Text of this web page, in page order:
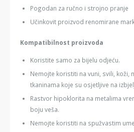
Pogodan za ručno i strojno pranje
Učinkovit proizvod renomirane
Kompatibilnost proizvoda
Koristite samo za bijelu odjeću.
Nemojte koristiti na vuni, svili, koži,
tkaninama koje su osjetljive na
Rastvor hipoklorita na metalima
boju veša.
Nemojte koristiti na spužvastim